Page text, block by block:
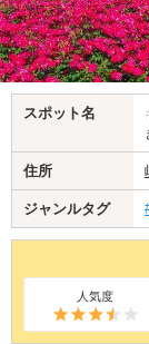
スポット名
住所
ジャンルタグ
人気度